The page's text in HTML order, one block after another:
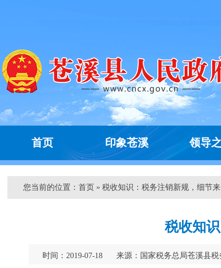
首页 印象苍溪 领导
您当前的位置： 首页 » 税收知识：税务注销新规，细节
税收知
时间：2019-07-18 来源：国家税务总局苍溪县税